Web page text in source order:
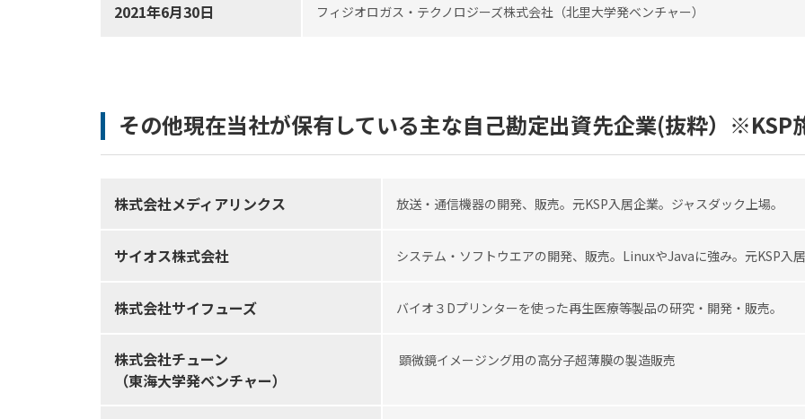
2021年6月30日 フィジオロガス・テクノロジーズ株式会社（北里大学発ベンチャー）
その他現在当社が保有している主な自己勘定出資先企業(抜粋）※KSP
株式会社メディアリンクス 放送・通信機器の開発、販売。元KSP入居企業。ジャスダック上場。
サイオス株式会社 システム・ソフトウエアの開発、販売。LinuxやJavaに強み。元KSP入
株式会社サイフューズ バイオ３Dプリンターを使った再生医療等製品の研究・開発・販売。
株式会社チューン
（東海大学発ベンチャー）
顕微鏡イメージング用の高分子超薄膜の製造販売